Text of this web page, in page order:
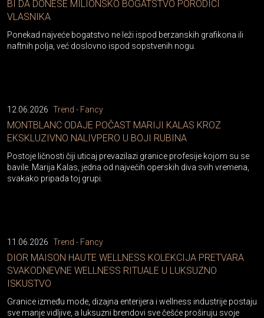
BI DA DONESE MILIONSKO BOGATSTVO PORODICI
VLASNIKA
Ponekad najveće bogatstvo ne leži ispod berzanskih grafikona ili
naftnih polja, već doslovno ispod sopstvenih nogu.
12.06.2026 Trend - Fancy
MONTBLANC ODAJE POČAST MARIJI KALAS KROZ
EKSKLUZIVNO NALIVPERO U BOJI RUBINA
Postoje ličnosti čiji uticaj prevazilazi granice profesije kojom su se
bavile. Marija Kalas, jedna od najvećih operskih diva svih vremena,
svakako pripada toj grupi.
11.06.2026 Trend - Fancy
DIOR MAISON HAUTE WELLNESS KOLEKCIJA PRETVARA
SVAKODNEVNE WELLNESS RITUALE U LUKSUZNO
ISKUSTVO
Granice između mode, dizajna enterijera i wellness industrije postaju
sve manje vidljive, a luksuzni brendovi sve češće proširuju svoje